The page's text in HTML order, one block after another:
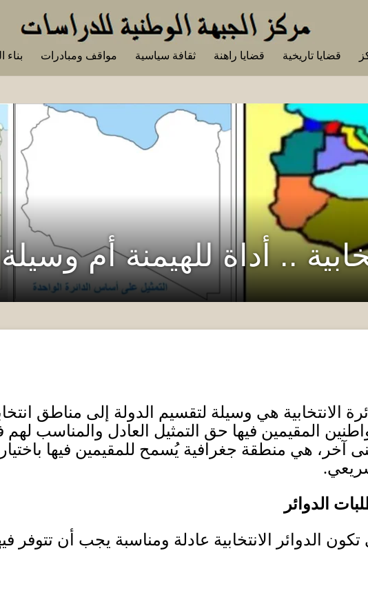
قضايا تاريخية قضايا راهنة ثقافة سياسية مواقف ومبادرات بناء
.. أداة للهيمنة أم
الانتخابية هي وسيلة لتقسيم الدولة إلى مناطق
المقيمين فيها حق التمثيل العادل والمناسب
آخر، هي منطقة جغرافية يُسمح للمقيمين فيها
.
الدوائر
تكون الدوائر الانتخابية عادلة ومناسبة يجب أن تتوفر